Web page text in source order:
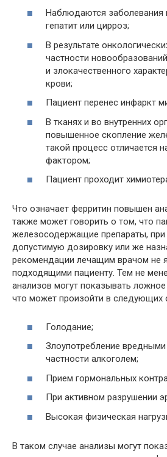
Наблюдаются заболевания
гепатит или цирроз;
В результате
частности
и злокачественного
крови;
Пациент перенес инфаркт
В тканях и во внутренних
повышенное скопление
такой процесс отличается
фактором;
Пациент проходит
Что означает ферритин повышен
также может говорить о том, что
железосодержащие препараты,
допустимую дозировку или же
рекомендации лечащим врачом не
подходящими пациенту. Тем не
анализов могут показывать
что может произойти в следующих
Голодание;
Злоупотребление
частности алкоголем;
Прием гормональных
При активном разрушении
Высокая физическая
В таком случае анализы могут